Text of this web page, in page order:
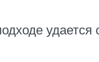
удается